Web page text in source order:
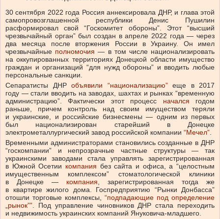
30 сентября 2022 года Россия аннексировала ДНР, и глава этой
самопровозглашенной республики Денис Пушилин
расформировал свой “Госкомитет обороны”. Этот “высший
чрезвычайный орган” был создан в апреле 2022 года — через
два месяца после вторжения России в Украину. Он имел
чрезвычайные полномочия — в том числе национализировать
на оккупированных территориях Донецкой области имущество
граждан и организаций “для нужд обороны” и вводить любые
персональные санкции.
Сепаратисты ДНР объявили “национализацию”еще в 2017
году — стали вводить на заводах, шахтах и рынках “временную
администрацию”. Фактически этот процесс начался годом
раньше, причем контроль над своим имуществом теряли
и украинские, и российские бизнесмены — одним из первых
был национализирован старейший в Донецке
электрометаллургический завод российской компании “Мечел”.
Временными администраторами становились созданные в ДНР
“госкомпании” и непрозрачные частные структуры — так
украинскими заводами стала управлять зарегистрированная
в Южной Осетии компания без сайта и офиса, а “целостным
имущественным комплексом” стоматологической клиники
в Донецке — компания, зарегистрированная тогда же
в квартире жилого дома. Госпредприятию “Рынки Донбасса”
отошли торговые комплексы, “подпадающие под определение
„рынок””. Под управление чиновников ДНР стала переходить
и недвижимость украинских компаний Януковича-младшего.